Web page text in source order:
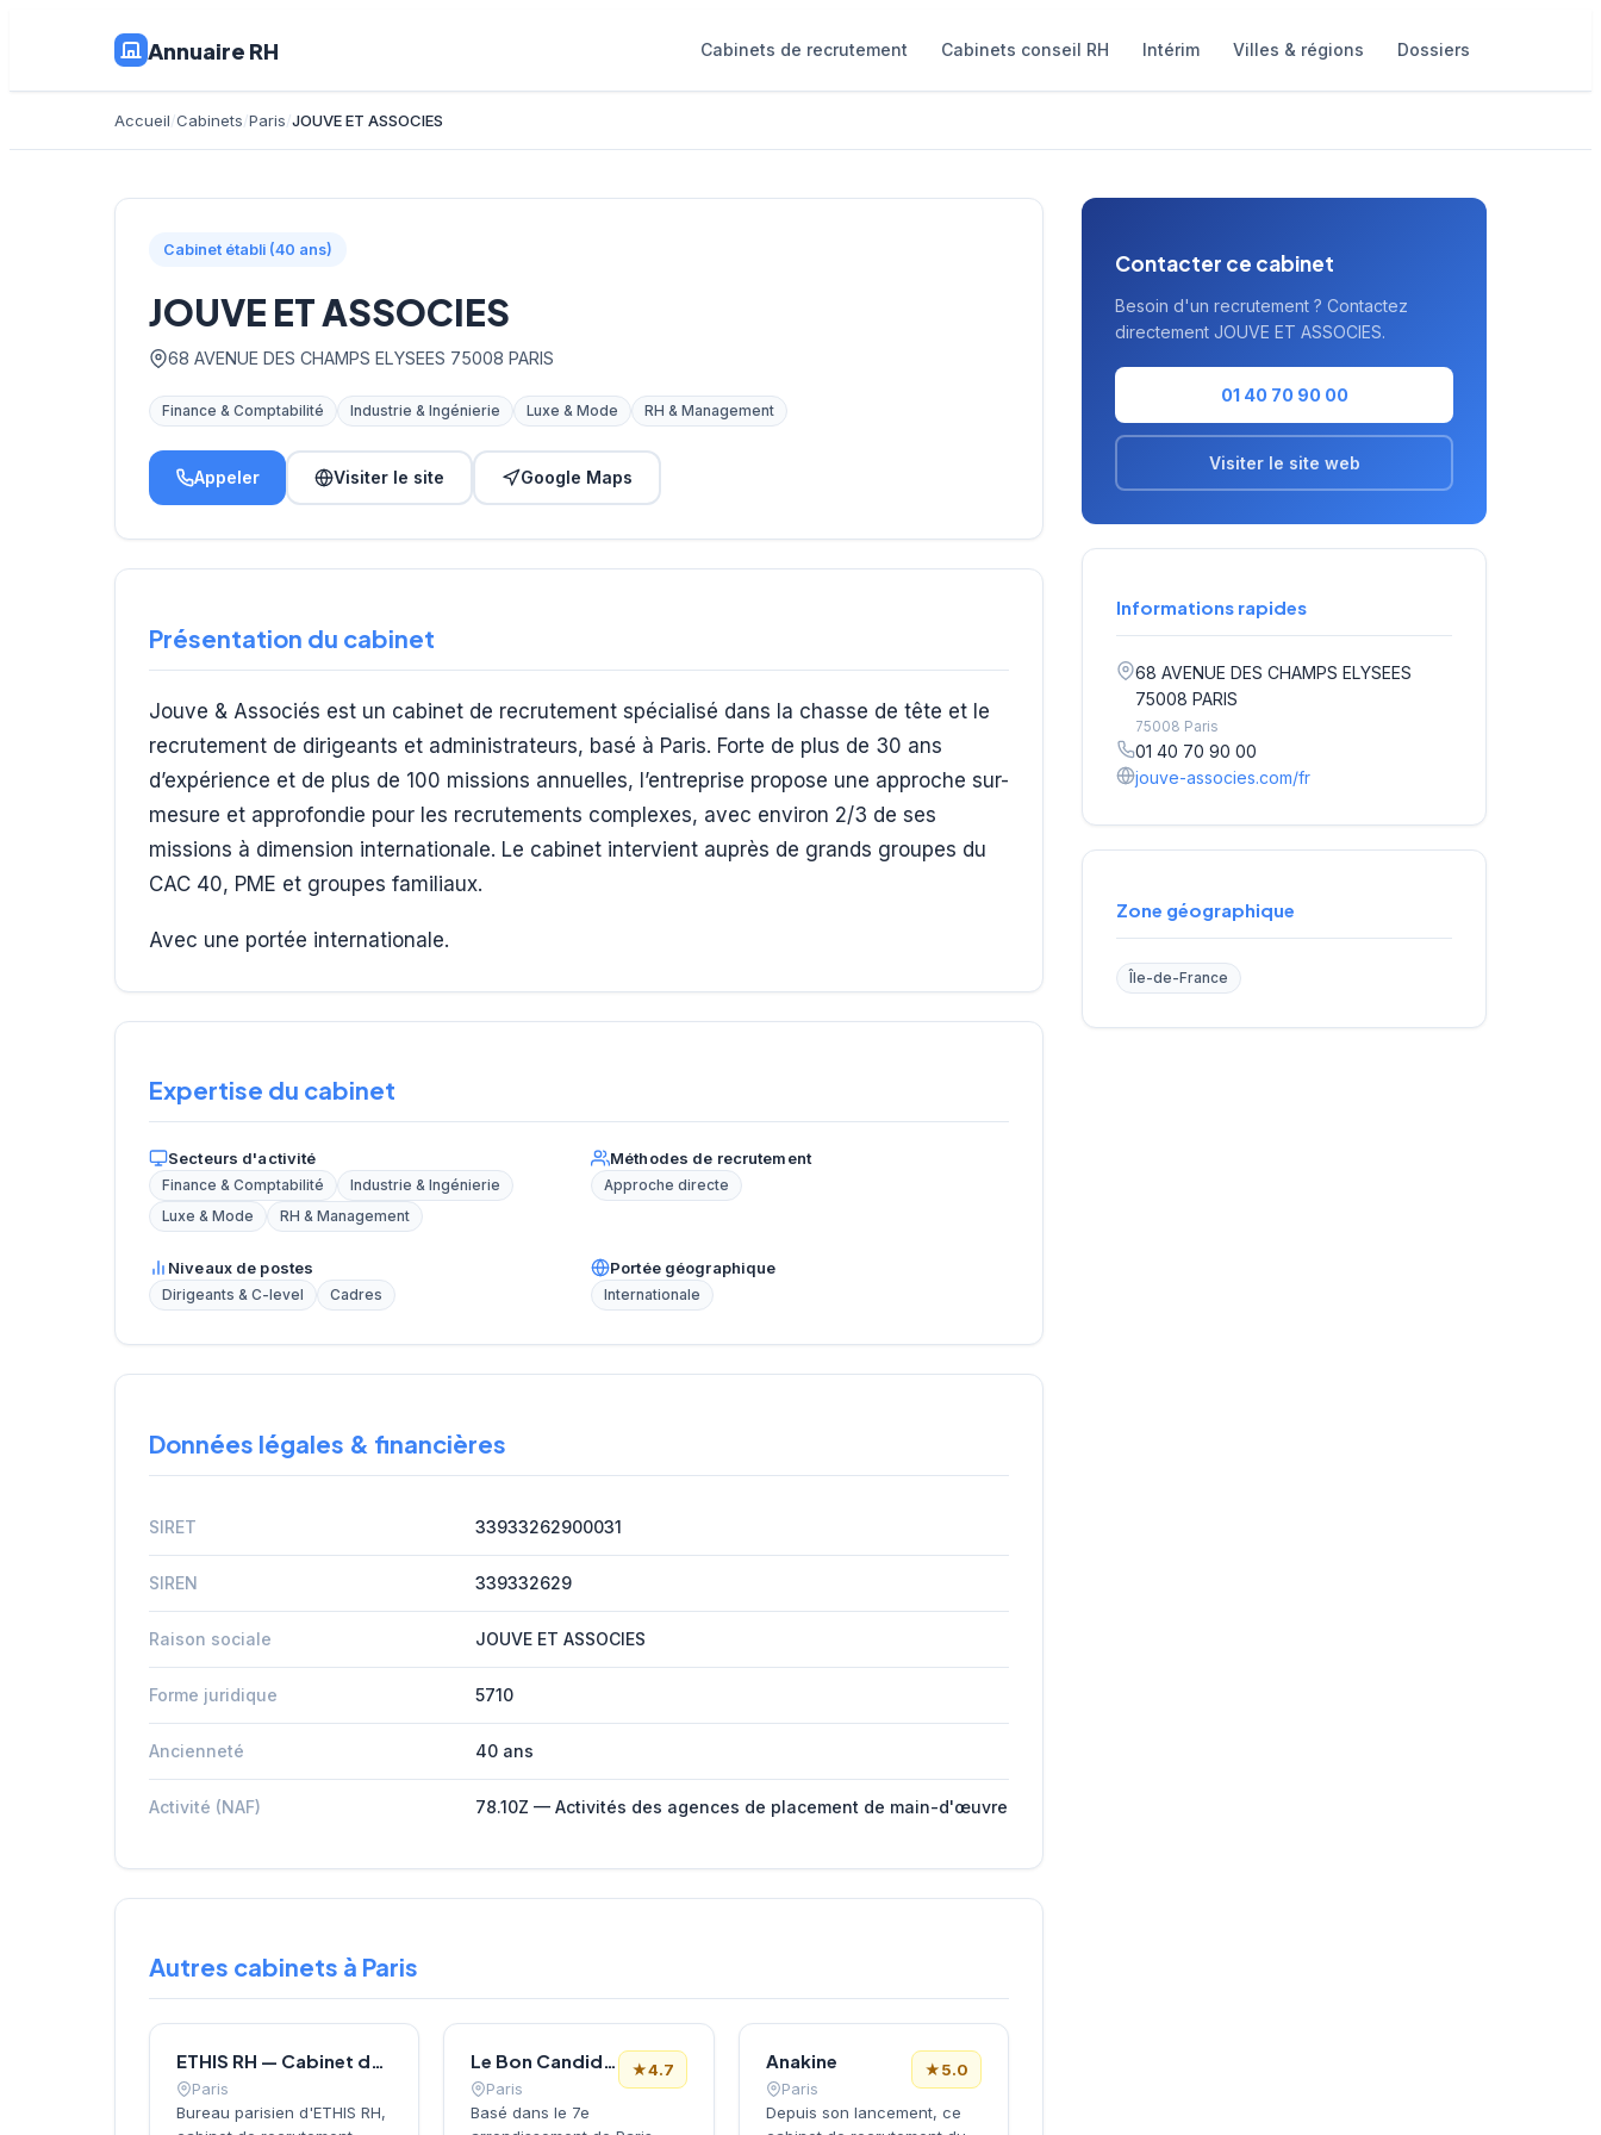
Annuaire RH Cabinets de recrutement Cabinets conseil RH Intérim Villes & régions Dossiers
Accueil Cabinets Paris JOUVE ET ASSOCIES
Cabinet établi (40 ans)
JOUVE ET ASSOCIES
68 AVENUE DES CHAMPS ELYSEES 75008 PARIS
Finance & Comptabilité Industrie & Ingénierie Luxe & Mode RH & Management
Appeler Visiter le site Google Maps
Présentation du cabinet
Jouve & Associés est un cabinet de recrutement spécialisé dans la chasse de tête et le
recrutement de dirigeants et administrateurs, basé à Paris. Forte de plus de 30 ans
d’expérience et de plus de 100 missions annuelles, l’entreprise propose une approche sur-
mesure et approfondie pour les recrutements complexes, avec environ 2/3 de ses
missions à dimension internationale. Le cabinet intervient auprès de grands groupes du
CAC 40, PME et groupes familiaux.
Avec une portée internationale.
Expertise du cabinet
Secteurs d'activité
Finance & Comptabilité
Industrie & Ingénierie
Luxe & Mode
RH & Management
Méthodes de recrutement
Approche directe
Niveaux de postes
Dirigeants & C-level Cadres
Portée géographique
Internationale
Données légales & financières
SIRET 33933262900031
SIREN 339332629
Raison sociale JOUVE ET ASSOCIES
Forme juridique 5710
Ancienneté 40 ans
Activité (NAF) 78.10Z — Activités des agences de placement de main-d'œuvre
Autres cabinets à Paris
ETHIS RH — Cabinet de recrutement à Paris
Paris
Bureau parisien d'ETHIS RH,
Le Bon Candidat
Paris
★4.7
Basé dans le 7e
Anakine
Paris
★5.0
Depuis son lancement, ce
Contacter ce cabinet
Besoin d'un recrutement ? Contactez
directement JOUVE ET ASSOCIES.
01 40 70 90 00
Visiter le site web
Informations rapides
68 AVENUE DES CHAMPS ELYSEES
75008 PARIS
75008 Paris
01 40 70 90 00
jouve-associes.com/fr
Zone géographique
Île-de-France